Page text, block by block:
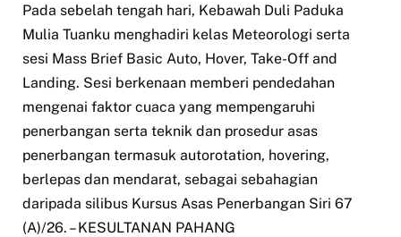
Pada sebelah tengah hari, Kebawah Duli Paduka
Mulia Tuanku menghadiri kelas Meteorologi serta
sesi Mass Brief Basic Auto, Hover, Take-Off and
Landing. Sesi berkenaan memberi pendedahan
mengenai faktor cuaca yang mempengaruhi
penerbangan serta teknik dan prosedur asas
penerbangan termasuk autorotation, hovering,
berlepas dan mendarat, sebagai sebahagian
daripada silibus Kursus Asas Penerbangan Siri 67
(A)/26. – KESULTANAN PAHANG